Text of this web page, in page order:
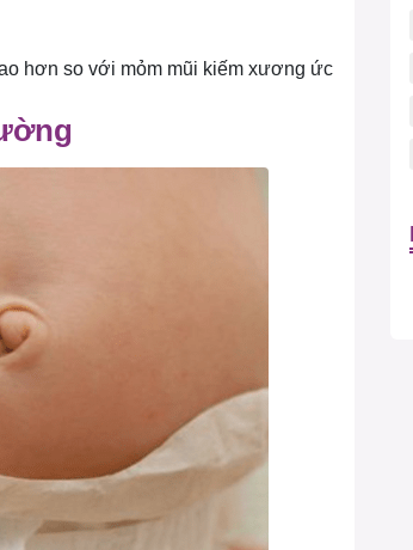
hơn so với mỏm mũi kiếm xương ức